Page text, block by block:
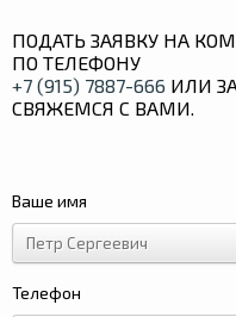
ПОДАТЬ ЗАЯВКУ НА
ПО ТЕЛЕФОНУ
+7 (915) 7887-666 ИЛИ
СВЯЖЕМСЯ С ВАМИ.
Ваше имя
Телефон